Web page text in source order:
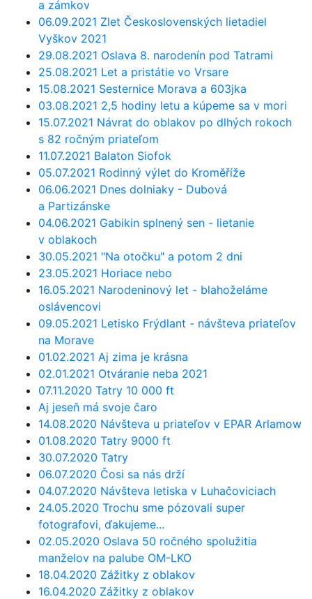
a zámkov
06.09.2021 Zlet Československých lietadiel
Vyškov 2021
29.08.2021 Oslava 8. narodenín pod Tatrami
25.08.2021 Let a pristátie vo Vrsare
15.08.2021 Sesternice Morava a 603jka
03.08.2021 2,5 hodiny letu a kúpeme sa v mori
15.07.2021 Návrat do oblakov po dlhých rokoch
s 82 ročným priateľom
11.07.2021 Balaton Siofok
05.07.2021 Rodinný výlet do Kroměříže
06.06.2021 Dnes dolniaky - Dubová
a Partizánske
04.06.2021 Gabikin splnený sen - lietanie
v oblakoch
30.05.2021 "Na otočku" a potom 2 dni
23.05.2021 Horiace nebo
16.05.2021 Narodeninový let - blahoželáme
oslávencovi
09.05.2021 Letisko Frýdlant - návšteva priateľov
na Morave
01.02.2021 Aj zima je krásna
02.01.2021 Otváranie neba 2021
07.11.2020 Tatry 10 000 ft
Aj jeseň má svoje čaro
14.08.2020 Návšteva u priateľov v EPAR Arlamow
01.08.2020 Tatry 9000 ft
30.07.2020 Tatry
06.07.2020 Čosi sa nás drží
04.07.2020 Návšteva letiska v Luhačoviciach
24.05.2020 Trochu sme pózovali super
fotografovi, ďakujeme...
02.05.2020 Oslava 50 ročného spolužitia
manželov na palube OM-LKO
18.04.2020 Zážitky z oblakov
16.04.2020 Zážitky z oblakov